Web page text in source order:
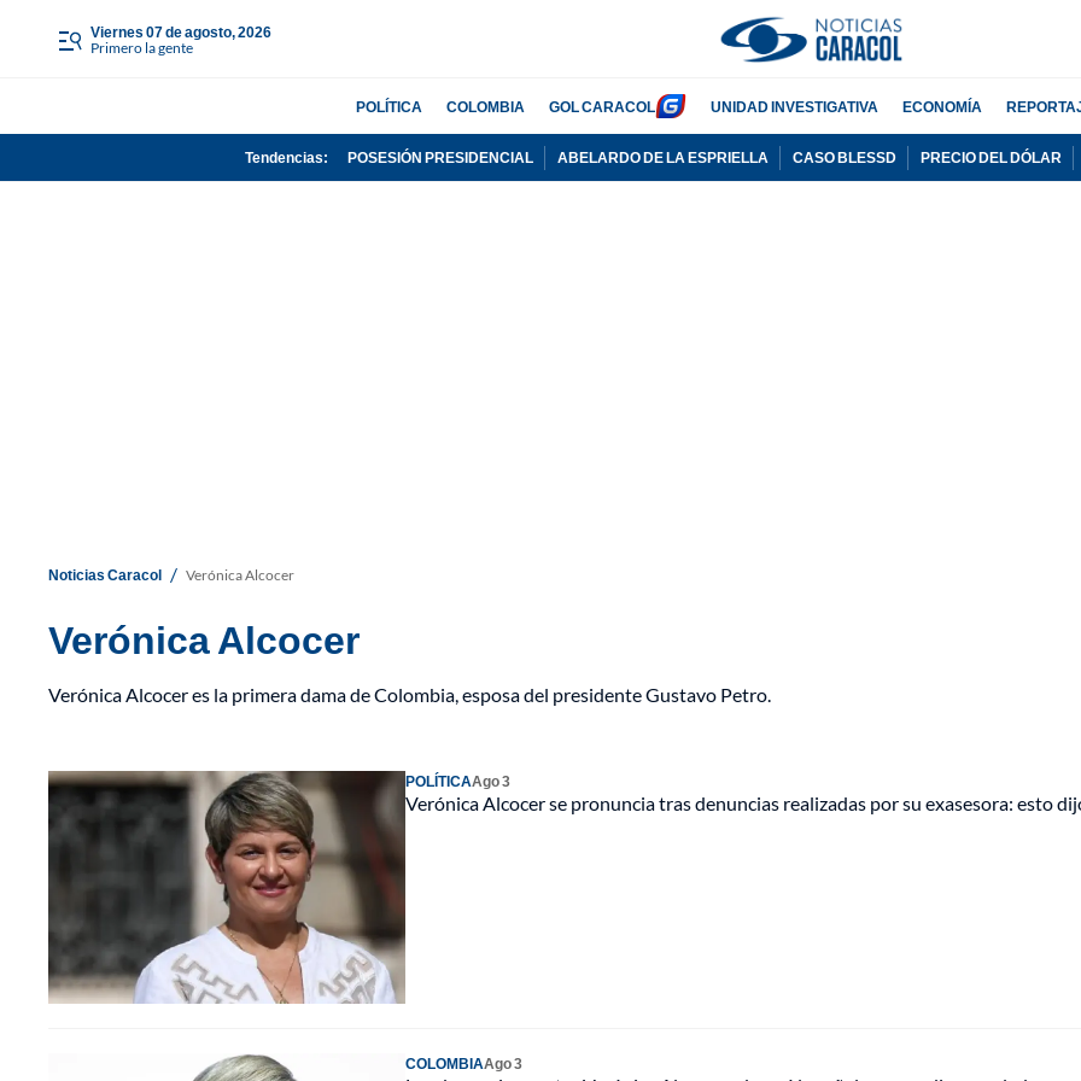
viernes 07 de agosto, 2026
Primero la gente
POLÍTICA COLOMBIA GOL CARACOL UNIDAD INVESTIGATIVA ECONOMÍA
Tendencias: POSESIÓN PRESIDENCIAL ABELARDO DE LA ESPRIELLA CASO BLESSD PRECIO DEL DÓLAR
Noticias Caracol / Verónica Alcocer
Verónica Alcocer
Verónica Alcocer es la primera dama de Colombia, esposa del presidente Gustavo Petro.
POLÍTICAAgo 3
Verónica Alcocer se pronuncia tras denuncias realizadas por su exasesora: esto
COLOMBIAAgo 3